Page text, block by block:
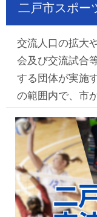
二戸市スポー
交流人口の拡大
会及び交流試合
する団体が実施
の範囲内で、市